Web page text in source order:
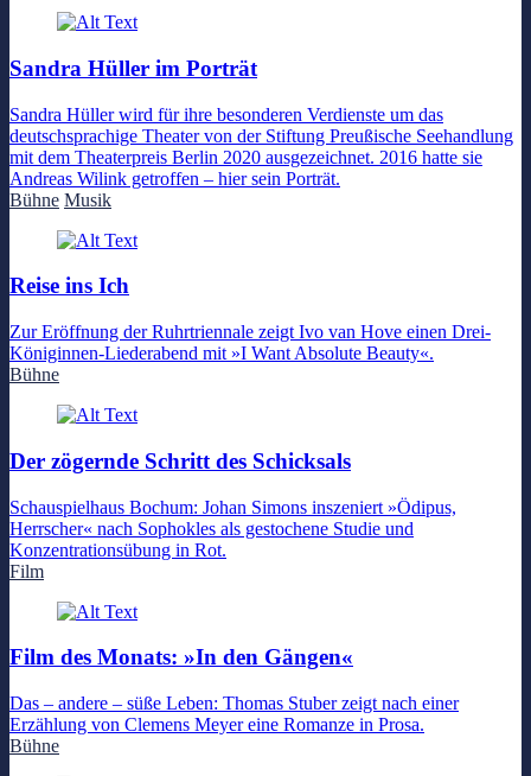
Sandra Hüller im Porträt
Sandra Hüller wird für ihre besonderen Verdienste um das
deutschsprachige Theater von der Stiftung Preußische Seehandlung
mit dem Theaterpreis Berlin 2020 ausgezeichnet. 2016 hatte sie
Andreas Wilink getroffen – hier sein Porträt.
Bühne Musik
Reise ins Ich
Zur Eröffnung der Ruhrtriennale zeigt Ivo van Hove einen Drei-
Königinnen-Liederabend mit »I Want Absolute Beauty«.
Bühne
Der zögernde Schritt des Schicksals
Schauspielhaus Bochum: Johan Simons inszeniert »Ödipus,
Herrscher« nach Sophokles als gestochene Studie und
Konzentrationsübung in Rot.
Film
Film des Monats: »In den Gängen«
Das – andere – süße Leben: Thomas Stuber zeigt nach einer
Erzählung von Clemens Meyer eine Romanze in Prosa.
Bühne